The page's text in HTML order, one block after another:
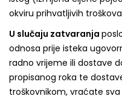
okviru prihvatljivih
U slučaju zatvaranja
odnosa prije isteka
radno vrijeme ili dostave
propisanog roka te
troškovnikom, vraćate